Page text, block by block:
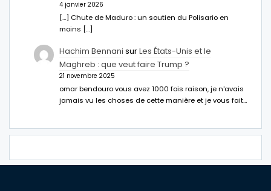
4 janvier 2026
[…] Chute de Maduro : un soutien du Polisario en
moins […]
Hachim Bennani surLes États-Unis et le
Maghreb : que veut faire Trump ?
21 novembre 2025
omar bendouro vous avez 1000 fois raison, je n'avais
jamais vu les choses de cette manière et je vous fait…